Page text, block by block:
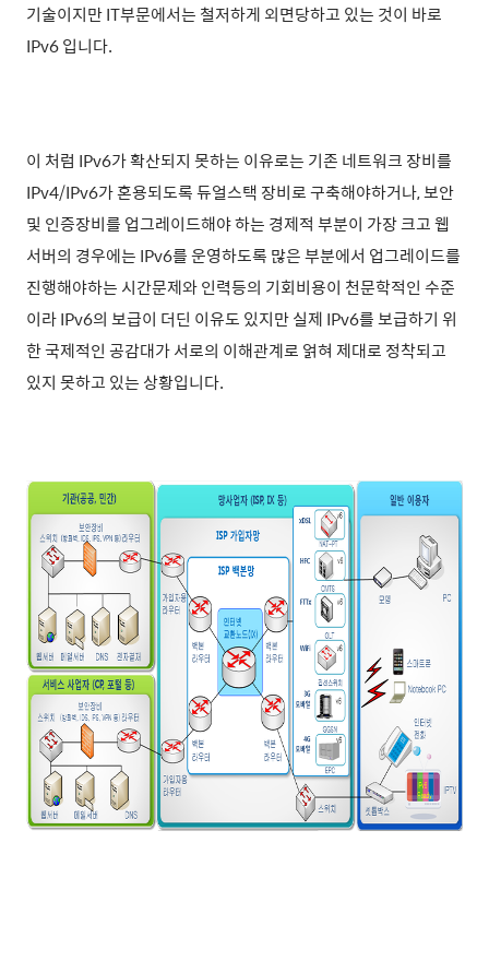
기술이지만 IT부문에서는 철저하게 외면당하고 있는 것이 바로
IPv6 입니다.
이 처럼 IPv6가 확산되지 못하는 이유로는 기존 네트워크 장비를
IPv4/IPv6가 혼용되도록 듀얼스택 장비로 구축해야하거나, 보안
및 인증장비를 업그레이드해야 하는 경제적 부분이 가장 크고 웹
서버의 경우에는 IPv6를 운영하도록 많은 부분에서 업그레이드를
진행해야하는 시간문제와 인력등의 기회비용이 천문학적인 수준
이라 IPv6의 보급이 더딘 이유도 있지만 실제 IPv6를 보급하기 위
한 국제적인 공감대가 서로의 이해관계로 얽혀 제대로 정착되고
있지 못하고 있는 상황입니다.